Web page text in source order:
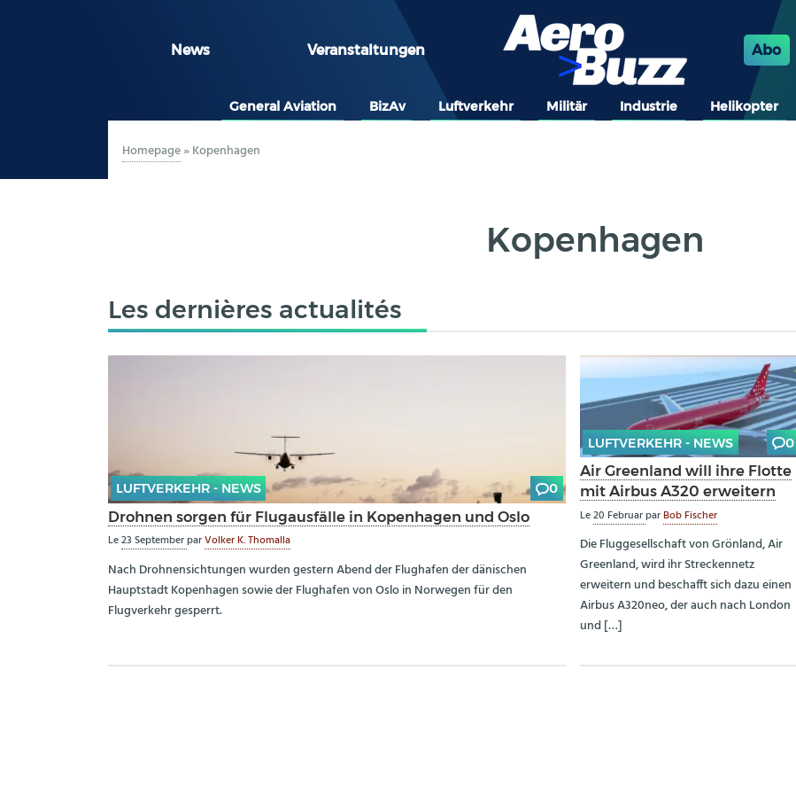
News Veranstaltungen Abo
General Aviation BizAv Luftverkehr Militär Industrie Helikopter
Homepage»Kopenhagen
Kopenhagen
Les dernières actualités
LUFTVERKEHR - NEWS 0
Drohnen sorgen für Flugausfälle in Kopenhagen und Oslo
Le23 SeptemberparVolker K. Thomalla
Nach Drohnensichtungen wurden gestern Abend der Flughafen der dänischen
Hauptstadt Kopenhagen sowie der Flughafen von Oslo in Norwegen für den
Flugverkehr gesperrt.
LUFTVERKEHR - NEWS 0
Air Greenland will ihre Flotte
mit Airbus A320 erweitern
Le20 FebruarparBob Fischer
Die Fluggesellschaft von Grönland, Air
Greenland, wird ihr Streckennetz
erweitern und beschafft sich dazu einen
Airbus A320neo, der auch nach London
und […]